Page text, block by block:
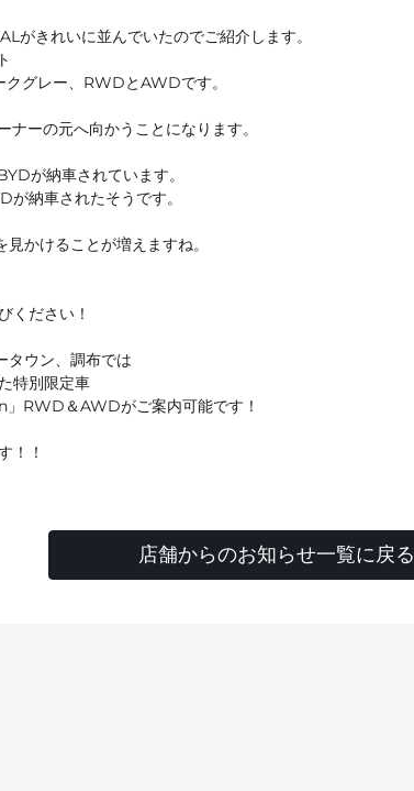
がきれいに並んでいたのでご紹介します。
グレー、RWDとAWDです。
ーの元へ向かうことになります。
が納車されています。
納車されたそうです。
かけることが増えますね。
ください！
タウン、調布では
特別限定車
RWD＆AWDがご案内可能です！
！！
店舗からのお知らせ一覧に戻る